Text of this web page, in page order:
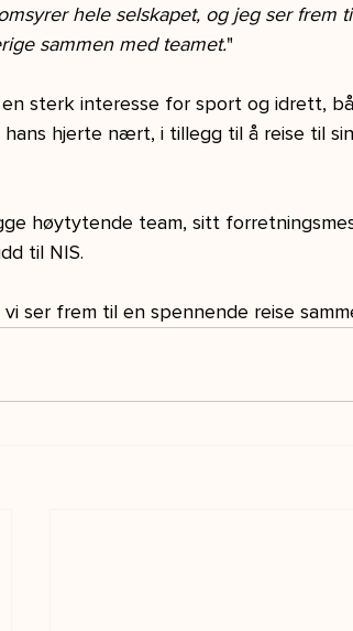
hele selskapet, og jeg ser frem
sammen med teamet."
sterk interesse for sport og idrett,
hjerte nært, i tillegg til å reise til
høytytende team, sitt
til NIS.
ser frem til en spennende reise